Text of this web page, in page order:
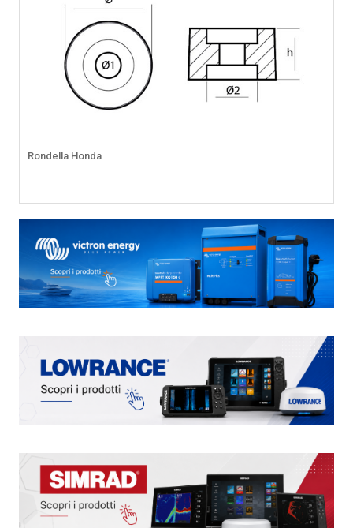
Rondella Honda